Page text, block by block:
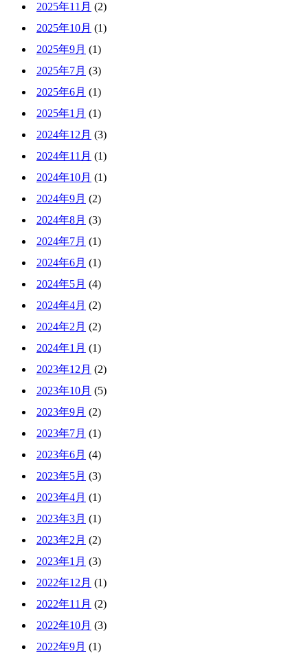
2025年11月 (2)
2025年10月 (1)
2025年9月 (1)
2025年7月 (3)
2025年6月 (1)
2025年1月 (1)
2024年12月 (3)
2024年11月 (1)
2024年10月 (1)
2024年9月 (2)
2024年8月 (3)
2024年7月 (1)
2024年6月 (1)
2024年5月 (4)
2024年4月 (2)
2024年2月 (2)
2024年1月 (1)
2023年12月 (2)
2023年10月 (5)
2023年9月 (2)
2023年7月 (1)
2023年6月 (4)
2023年5月 (3)
2023年4月 (1)
2023年3月 (1)
2023年2月 (2)
2023年1月 (3)
2022年12月 (1)
2022年11月 (2)
2022年10月 (3)
2022年9月 (1)